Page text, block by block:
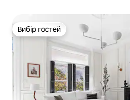
Вибір гостей
Вибір гостей